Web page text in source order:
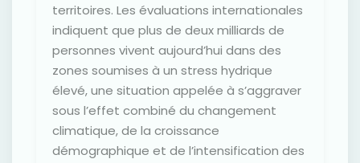
territoires. Les évaluations internationales
indiquent que plus de deux milliards de
personnes vivent aujourd’hui dans des
zones soumises à un stress hydrique
élevé, une situation appelée à s’aggraver
sous l’effet combiné du changement
climatique, de la croissance
démographique et de l’intensification des